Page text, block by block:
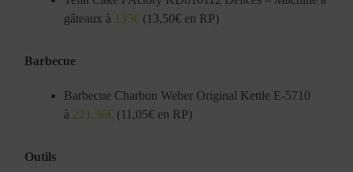
gâteaux à 135€ (13,50€ en RP)
Barbecue
Barbecue Charbon Weber Original Kettle E-5710
à 221,36€ (11,05€ en RP)
Outils